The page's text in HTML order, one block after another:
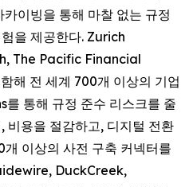
이빙을 통해 마찰 없는 규정
을 제공한다. Zurich
The Pacific Financial
해 전 세계 700개 이상의 기업
통해 규정 준수 리스크를 줄
비용을 절감하고, 디지털 전환
이상의 사전 구축 커넥터를
DuckCreek,